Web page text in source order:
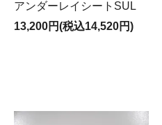
アンダーレイシートSUL
13,200円(税込14,520円)